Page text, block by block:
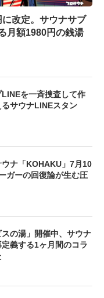
改定。サウナサブ
月額1980円の銭湯
を一斉捜査して作
サウナLINEスタン
ナ「KOHAKU」7月10
ガーの回復論が生む圧
の湯」開催中、サウナ
義する1ヶ月間のコラ